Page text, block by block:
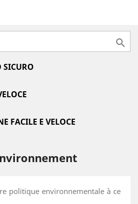

SICURO
FACILE E VELOCE
politique environnementale à ce